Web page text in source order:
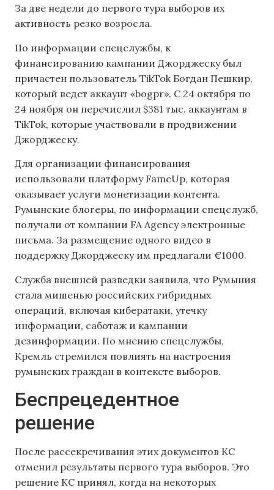
За две недели до первого тура выборов их
активность резко возросла.
По информации спецслужбы, к
финансированию кампании Джорджеску был
причастен пользователь TikTok Богдан Пешкир,
который ведет аккаунт «bogpr». С 24 октября по
24 ноября он перечислил $381 тыс. аккаунтам в
TikTok, которые участвовали в продвижении
Джорджеску.
Для организации финансирования
использовали платформу FameUp, которая
оказывает услуги монетизации контента.
Румынские блогеры, по информации спецслужб,
получали от компании FA Agency электронные
письма. За размещение одного видео в
поддержку Джорджеску им предлагали €1000.
Служба внешней разведки заявила, что Румыния
стала мишенью российских гибридных
операций, включая кибератаки, утечку
информации, саботаж и кампании
дезинформации. По мнению спецслужбы,
Кремль стремился повлиять на настроения
румынских граждан в контексте выборов.
Беспрецедентное
решение
После рассекречивания этих документов КС
отменил результаты первого тура выборов. Это
решение КС принял, когда на некоторых